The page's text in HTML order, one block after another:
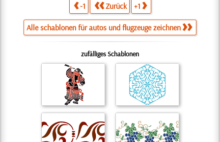
-1 Zurück +1
Alle schablonen für autos und flugzeuge zeichnen
zufälliges Schablonen